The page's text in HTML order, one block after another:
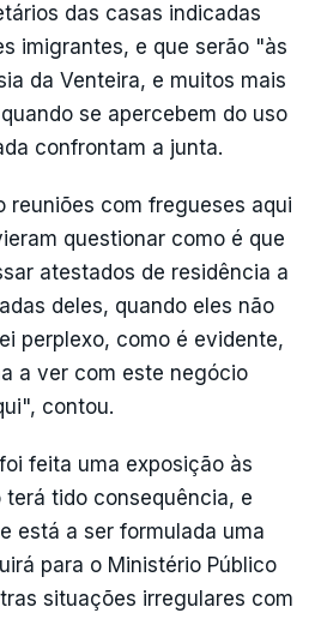
das casas indicadas
imigrantes, e que serão "às
da Venteira, e muitos mais
se apercebem do uso
confrontam a junta.
reuniões com fregueses aqui
questionar como é que
atestados de residência a
deles, quando eles não
perplexo, como é evidente,
a ver com este negócio
contou.
feita uma exposição às
terá tido consequência, e
está a ser formulada uma
para o Ministério Público
situações irregulares com